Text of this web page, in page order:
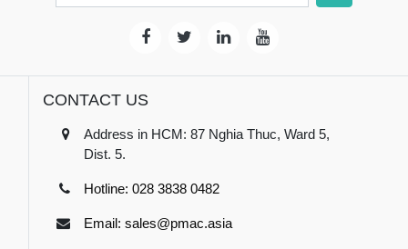
CONTACT US
Address in HCM: 87 Nghia Thuc, Ward 5,
Dist. 5.
Hotline: 028 3838 0482
Email: sales@pmac.asia